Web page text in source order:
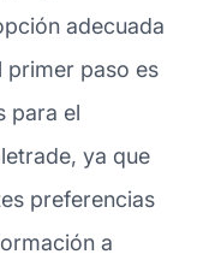
adecuada
primer paso es
para el
ya que
preferencias
a